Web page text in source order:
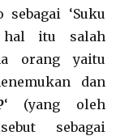
‘Suku
hal itu salah
orang yaitu
dan
‘ (yang oleh
sebagai